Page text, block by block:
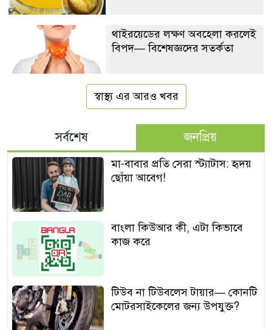
থাইরয়েডের লক্ষণ অবহেলা করলেই
বিপদ— বিশেষজ্ঞদের সতর্কতা
স্বাস্থ্য এর আরও খবর
সর্বশেষ জনপ্রিয়
মা-বাবার প্রতি সেরা স্ট্যাটাস: হৃদয়
ছোঁয়া আবেগ!
বাংলা কিউআর কী, এটা কিভাবে
কাজ করে
টিউব না টিউবলেস টায়ার— কোনটি
মোটরসাইকেলের জন্য উপযুক্ত?